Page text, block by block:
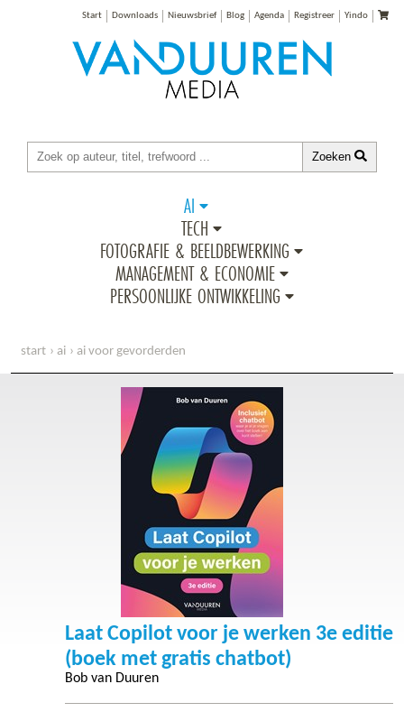
Start Downloads Nieuwsbrief Blog Agenda Registreer Yindo
Zoeken
AI
TECH
FOTOGRAFIE & BEELDBEWERKING
MANAGEMENT & ECONOMIE
PERSOONLIJKE ONTWIKKELING
start ai ai voor gevorderden
laat copilot voor je werken 3e editie (boek met gratis chatbot)
Laat Copilot voor je werken 3e editie
(boek met gratis chatbot)
Bob van Duuren